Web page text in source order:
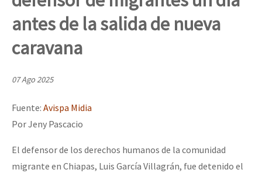
TEMAS
Chiapas
México
Latinoamérica
EZLN
AutonomÍa y Resistencia
Dia 2 do Encontro “Guerra contra a Humanidad”
antes de la salida de nueva
caravana
07 Ago 2025
Fuente: Avispa Midia
Por Jeny Pascacio
El defensor de los derechos humanos de la comunidad
migrante en Chiapas, Luis García Villagrán, fue detenido el